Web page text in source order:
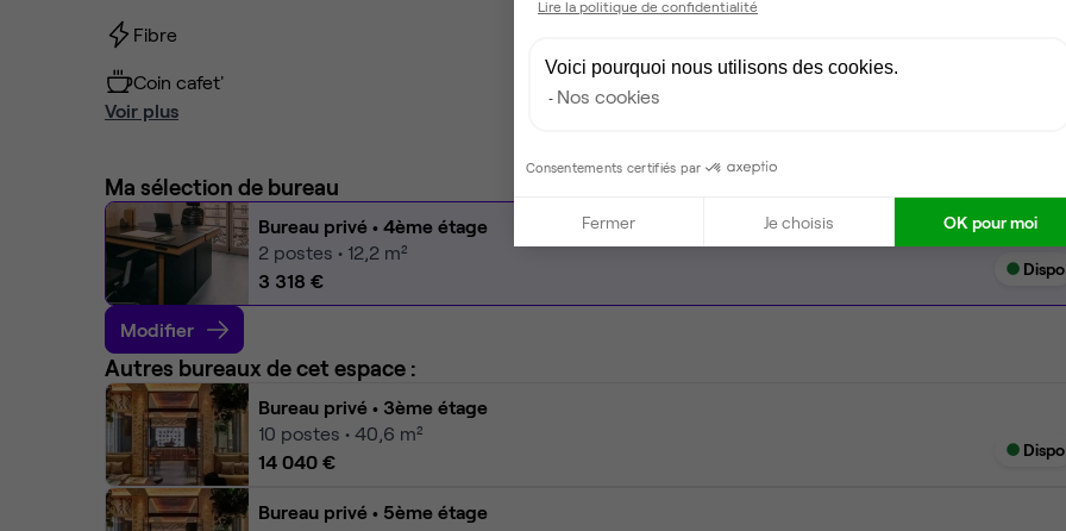
Fibre
Coin cafet'
Tables / chaises
Voir plus
Ma sélection de bureau
Bureau privé • 4ème étage
2 postes • 12,2 m²
3 318 €
Dispo
Modifier
Autres bureaux de cet espace :
Bureau privé • 3ème étage
10 postes • 40,6 m²
14 040 €
Dispo
Bureau privé • 5ème étage
Lire la politique de confidentialité
Voici pourquoi nous utilisons des cookies.
Nos cookies
Consentements certifiés par
Fermer Je choisis OK pour moi